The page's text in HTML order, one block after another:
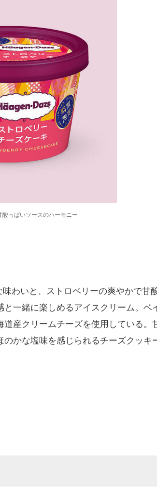
っぱいソースのハーモニー
わいと、ストロベリーの爽やかで甘
一緒に楽しめるアイスクリーム。ベ
産クリームチーズを使用している。
かな塩味を感じられるチーズクッキ